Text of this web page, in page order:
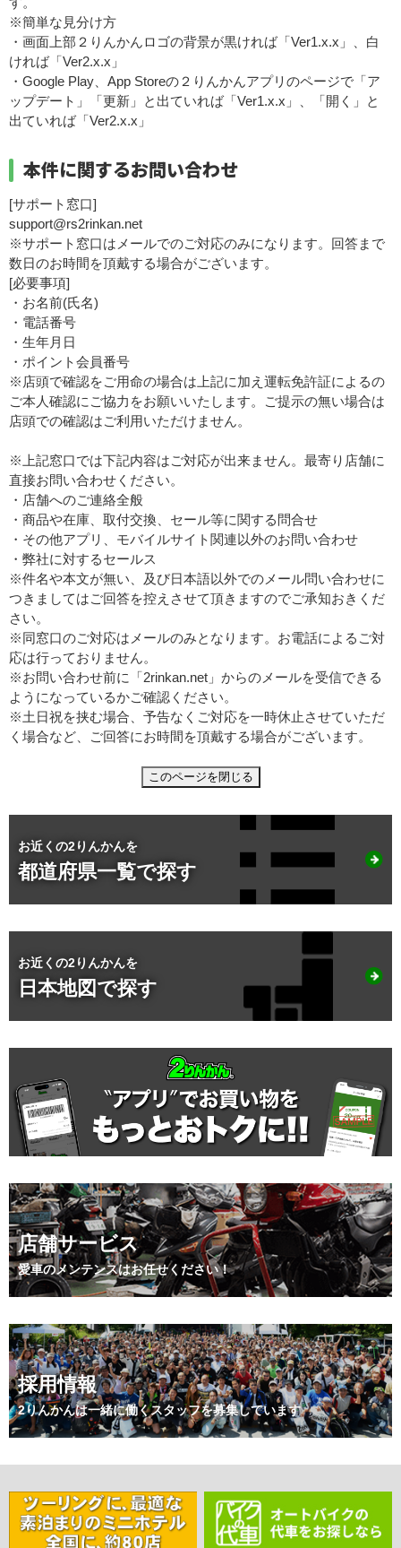
※簡単な見分け方
・画面上部２りんかんロゴの背景が黒ければ「Ver1.x.x」、白
ければ「Ver2.x.x」
・Google Play、App Storeの２りんかんアプリのページで「ア
ップデート」「更新」と出ていれば「Ver1.x.x」、「開く」と
出ていれば「Ver2.x.x」
本件に関するお問い合わせ
[サポート窓口]
support@rs2rinkan.net
※サポート窓口はメールでのご対応のみになります。回答まで
数日のお時間を頂戴する場合がございます。
[必要事項]
・お名前(氏名)
・電話番号
・生年月日
・ポイント会員番号
※店頭で確認をご用命の場合は上記に加え運転免許証によるの
ご本人確認にご協力をお願いいたします。ご提示の無い場合は
店頭での確認はご利用いただけません。
※上記窓口では下記内容はご対応が出来ません。最寄り店舗に
直接お問い合わせください。
・店舗へのご連絡全般
・商品や在庫、取付交換、セール等に関する問合せ
・その他アプリ、モバイルサイト関連以外のお問い合わせ
・弊社に対するセールス
※件名や本文が無い、及び日本語以外でのメール問い合わせに
つきましてはご回答を控えさせて頂きますのでご承知おきくだ
さい。
※同窓口のご対応はメールのみとなります。お電話によるご対
応は行っておりません。
※お問い合わせ前に「2rinkan.net」からのメールを受信できる
ようになっているかご確認ください。
※土日祝を挟む場合、予告なくご対応を一時休止させていただ
く場合など、ご回答にお時間を頂戴する場合がございます。
お近くの2りんかんを
都道府県一覧で探す
お近くの2りんかんを
日本地図で探す
店舗サービス
愛車のメンテンスはお任せください！
採用情報
2りんかんは一緒に働くスタッフを募集しています